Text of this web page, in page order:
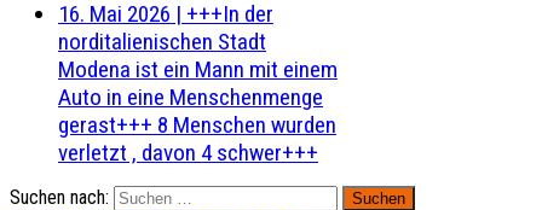
16. Mai 2026 | +++In der
norditalienischen Stadt
Modena ist ein Mann mit einem
Auto in eine Menschenmenge
gerast+++ 8 Menschen wurden
verletzt , davon 4 schwer+++
Suchen nach: